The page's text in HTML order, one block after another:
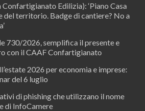
Edilizia): ‘Piano Casa
del territorio. Badge di cantiere? No a
730/2026, semplifica il presente e
con il CAAF Confartigianato
2026 per economia e imprese:
del 6 luglio
di phishing che utilizzano il nome
di InfoCamere